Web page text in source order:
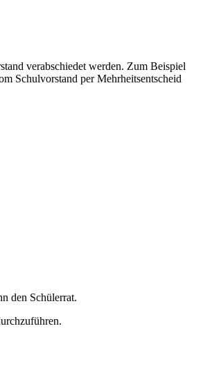
verabschiedet werden. Zum Beispiel
Schulvorstand per Mehrheitsentscheid
den Schülerrat.